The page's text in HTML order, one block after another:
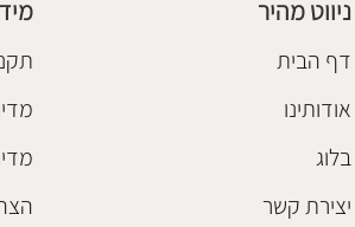
ניווט מהיר
דף הבית
אודותינו
בלוג
יצירת קשר